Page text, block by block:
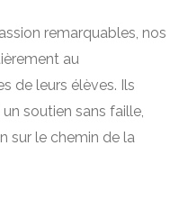
remarquables, nos
au
de leurs élèves. Ils
soutien sans faille,
sur le chemin de la